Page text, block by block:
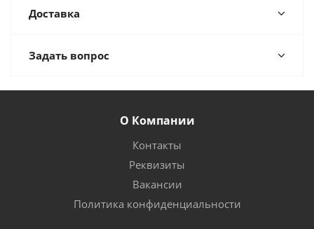
Доставка
Задать вопрос
О Компании
Контакты
Реквизиты
Вакансии
Политика конфиденциальности